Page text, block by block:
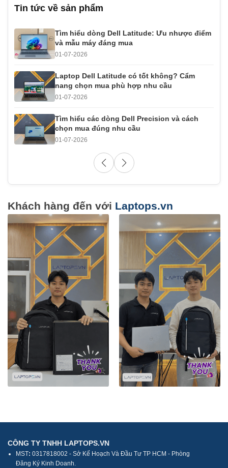
Tin tức về sản phẩm
Tìm hiểu dòng Dell Latitude: Ưu nhược điểm
và mẫu máy đáng mua
01-07-2026
Laptop Dell Latitude có tốt không? Cẩm
nang chọn mua phù hợp nhu cầu
01-07-2026
Tìm hiểu các dòng Dell Precision và cách
chọn mua đúng nhu cầu
01-07-2026
Khách hàng đến với Laptops.vn
CÔNG TY TNHH LAPTOPS.VN
MST: 0317818002 - Sở Kế Hoạch Và Đầu Tư TP HCM - Phòng
Đăng Ký Kinh Doanh.